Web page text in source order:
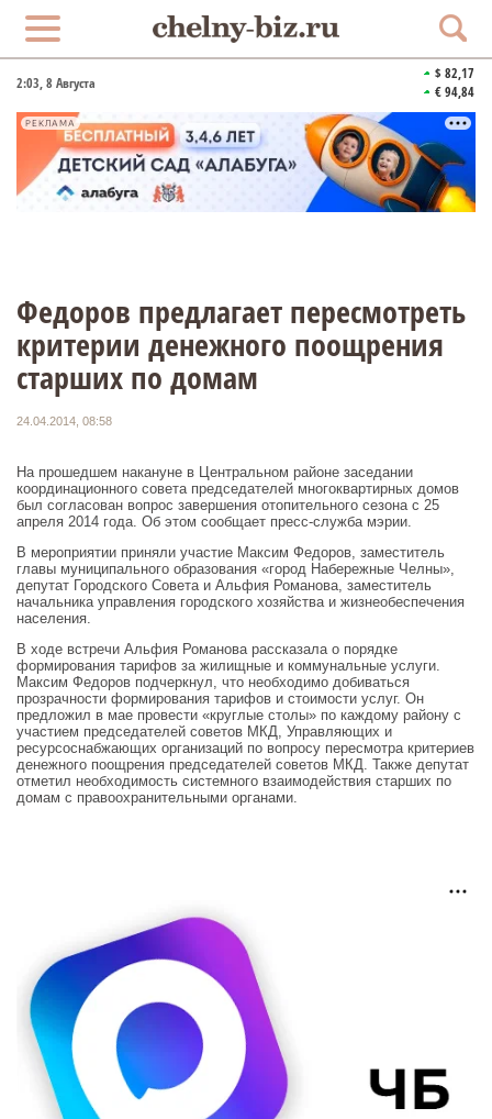
2:03, 8 Августа
$ 82,17
€ 94,84
РЕКЛАМА
Федоров предлагает пересмотреть
критерии денежного поощрения
старших по домам
24.04.2014, 08:58
На прошедшем накануне в Центральном районе заседании
координационного совета председателей многоквартирных домов
был согласован вопрос завершения отопительного сезона с 25
апреля 2014 года. Об этом сообщает пресс-служба мэрии.
В мероприятии приняли участие Максим Федоров, заместитель
главы муниципального образования «город Набережные Челны»,
депутат Городского Совета и Альфия Романова, заместитель
начальника управления городского хозяйства и жизнеобеспечения
населения.
В ходе встречи Альфия Романова рассказала о порядке
формирования тарифов за жилищные и коммунальные услуги.
Максим Федоров подчеркнул, что необходимо добиваться
прозрачности формирования тарифов и стоимости услуг. Он
предложил в мае провести «круглые столы» по каждому району с
участием председателей советов МКД, Управляющих и
ресурсоснабжающих организаций по вопросу пересмотра критериев
денежного поощрения председателей советов МКД. Также депутат
отметил необходимость системного взаимодействия старших по
домам с правоохранительными органами.